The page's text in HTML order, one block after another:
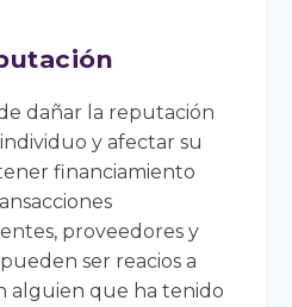
dañar la reputación
y afectar su
financiamiento
proveedores y
ser reacios a
alguien que ha tenido